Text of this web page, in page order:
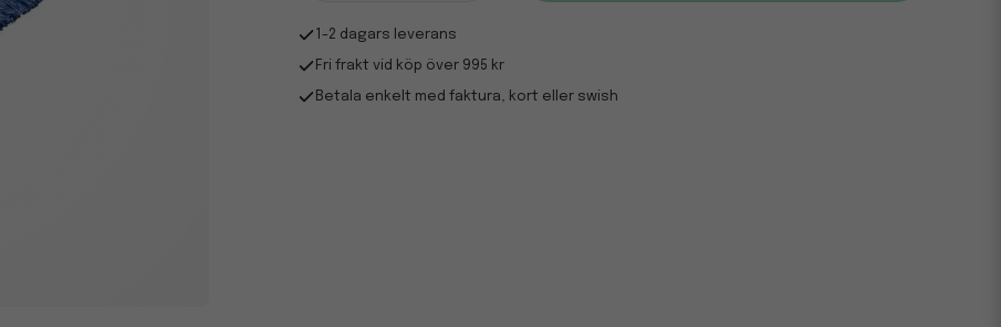
1-2 dagars leverans
Fri frakt vid köp över 995 kr
Betala enkelt med faktura, kort eller swish